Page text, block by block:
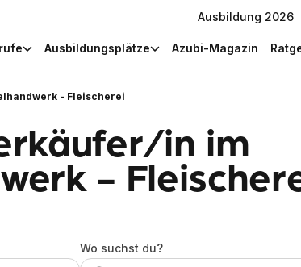
Ausbildung 2026
Ausbildungsplätze Azubi-Magazin
- Fleischerei
in im
-
Wo suchst du?